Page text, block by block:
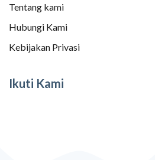
Tentang kami
Hubungi Kami
Kebijakan Privasi
Ikuti Kami